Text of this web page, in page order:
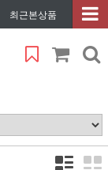
최근본상품